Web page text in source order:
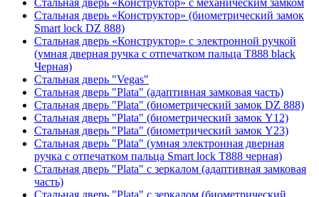
Стальная дверь «Конструктор» с механическим замком
Стальная дверь «Конструктор» (биометрический замок
Smart lock DZ 888)
Стальная дверь «Конструктор» с электронной ручкой
(умная дверная ручка с отпечатком пальца T888 black
Черная)
Стальная дверь "Vegas"
Стальная дверь "Plata" (адаптивная замковая часть)
Стальная дверь "Plata" (биометрический замок DZ 888)
Стальная дверь "Plata" (биометрический замок Y12)
Стальная дверь "Plata" (биометрический замок Y23)
Стальная дверь "Plata" (умная электронная дверная
ручка с отпечатком пальца Smart lock T888 черная)
Стальная дверь "Plata" с зеркалом (адаптивная замковая
часть)